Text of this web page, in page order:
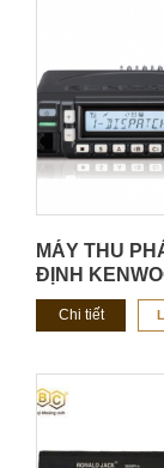
MÁY THU
ĐỊNH
1700H/ NX-
CHÍNH HÃNG
Chi tiết